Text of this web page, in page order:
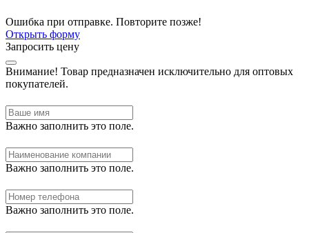
Ошибка при отправке. Повторите позже!
Открыть форму
Запросить цену
Внимание! Товар предназначен исключительно для оптовых
покупателей.
Важно заполнить это поле.
Важно заполнить это поле.
Важно заполнить это поле.